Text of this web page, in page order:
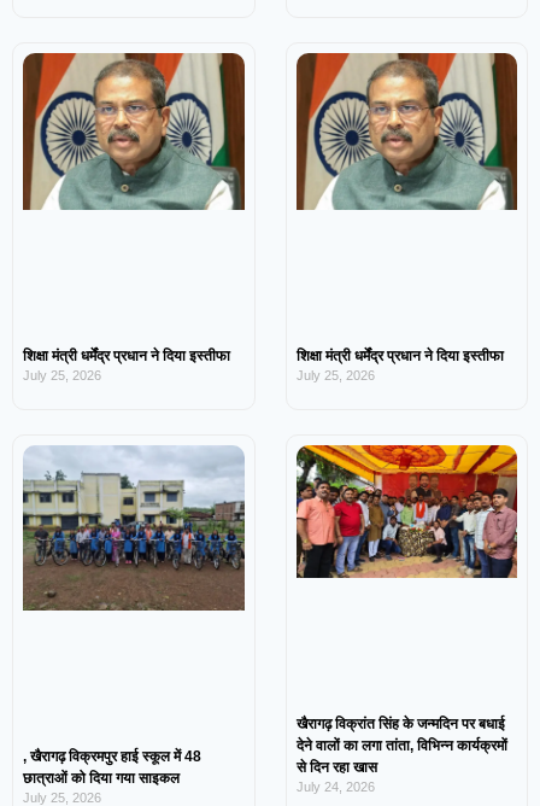
शिक्षा मंत्री धर्मेंद्र प्रधान ने दिया इस्तीफा
July 25, 2026
शिक्षा मंत्री धर्मेंद्र प्रधान ने दिया इस्तीफा
July 25, 2026
, खैरागढ़ विक्रमपुर हाई स्कूल में 48
छात्राओं को दिया गया साइकल
July 25, 2026
खैरागढ़ विक्रांत सिंह के जन्मदिन पर बधाई
देने वालों का लगा तांता, विभिन्न कार्यक्रमों
से दिन रहा खास
July 24, 2026